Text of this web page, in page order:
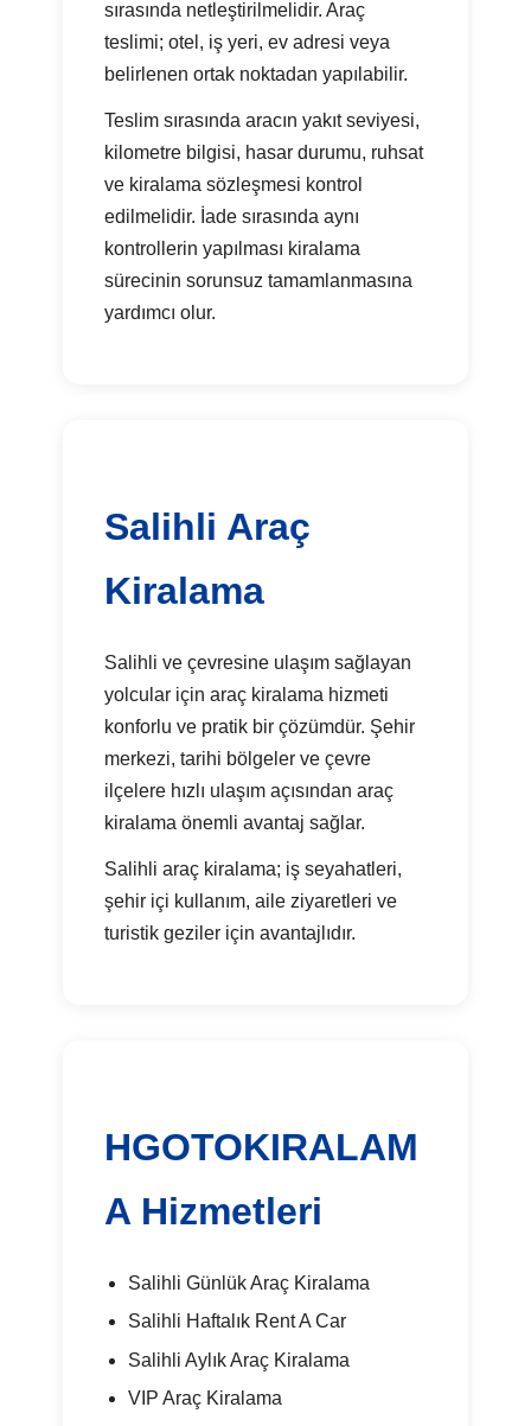
sırasında netleştirilmelidir. Araç
teslimi; otel, iş yeri, ev adresi veya
belirlenen ortak noktadan yapılabilir.
Teslim sırasında aracın yakıt seviyesi,
kilometre bilgisi, hasar durumu, ruhsat
ve kiralama sözleşmesi kontrol
edilmelidir. İade sırasında aynı
kontrollerin yapılması kiralama
sürecinin sorunsuz tamamlanmasına
yardımcı olur.
Salihli Araç
Kiralama
Salihli ve çevresine ulaşım sağlayan
yolcular için araç kiralama hizmeti
konforlu ve pratik bir çözümdür. Şehir
merkezi, tarihi bölgeler ve çevre
ilçelere hızlı ulaşım açısından araç
kiralama önemli avantaj sağlar.
Salihli araç kiralama; iş seyahatleri,
şehir içi kullanım, aile ziyaretleri ve
turistik geziler için avantajlıdır.
HGOTOKIRALAM
A Hizmetleri
Salihli Günlük Araç Kiralama
Salihli Haftalık Rent A Car
Salihli Aylık Araç Kiralama
VIP Araç Kiralama